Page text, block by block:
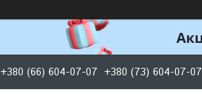
+380 (66) 604-07-07 +380 (73) 604-07-07